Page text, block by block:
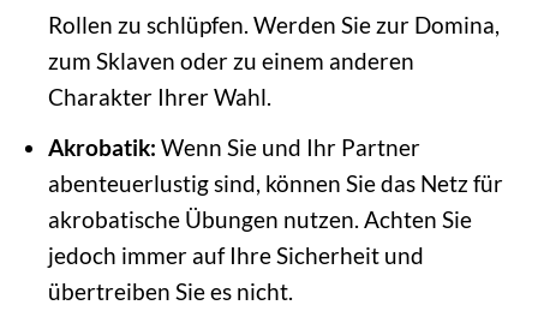
Rollen zu schlüpfen. Werden Sie zur Domina,
zum Sklaven oder zu einem anderen
Charakter Ihrer Wahl.
Akrobatik: Wenn Sie und Ihr Partner
abenteuerlustig sind, können Sie das Netz für
akrobatische Übungen nutzen. Achten Sie
jedoch immer auf Ihre Sicherheit und
übertreiben Sie es nicht.